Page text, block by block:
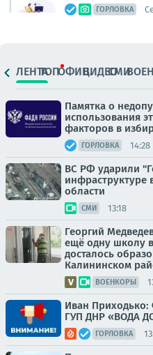
ГОРЛОВКА
ЛЕНТАТОПОФИЦ.ВИДЕОСМИ
Памятка о
использования
факторов в
ГОРЛОВКА 14:28
ВС РФ ударили
инфраструктуре
области
СМИ 13:18
Георгий
ещё одну школу
досталось
Калининском
ВОЕНКОРЫ
Иван
ГУП ДНР «ВОДА
ГОРЛОВКА